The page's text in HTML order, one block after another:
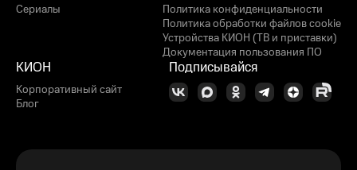
Сериалы
Политика конфиденциальности
Политика обработки файлов cookie
Устройства КИОН (ТВ и приставки)
Документация пользования ПО
КИОН
Корпоративный сайт
Блог
Подписывайся